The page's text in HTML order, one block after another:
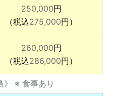
250,000円
（税込275,000円）
260,000円
（税込286,000円）
》 ※ 食事あり